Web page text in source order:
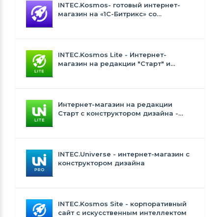
INTEC.Kosmos- готовый интернет-
магазин на «1С-Битрикс» со
INTEC.Kosmos Lite - Интернет-
магазин на редакции "Старт" и
Интернет-магазин на редакции
Старт с конструктором дизайна -
INTEC.Universe - интернет-магазин с
конструктором дизайна
INTEC.Kosmos Site - корпоративный
сайт с искусственным интеллектом